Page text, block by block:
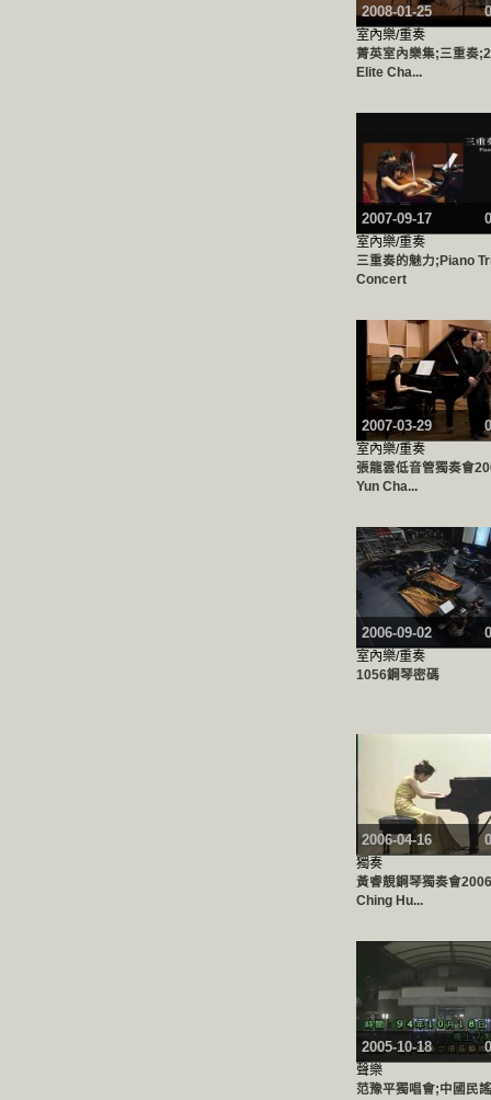
2008-01-25
室內樂/重奏
菁英室內樂集;三重奏
Elite Cha...
2007-09-17
室內樂/重奏
三重奏的魅力;Piano
Concert
2007-03-29
室內樂/重奏
張龍雲低音管獨奏會
Yun Cha...
2006-09-02
室內樂/重奏
1056鋼琴密碼
2006-04-16
獨奏
黃睿靚鋼琴獨奏會
Ching Hu...
2005-10-18
聲樂
范豫平獨唱會;中國民